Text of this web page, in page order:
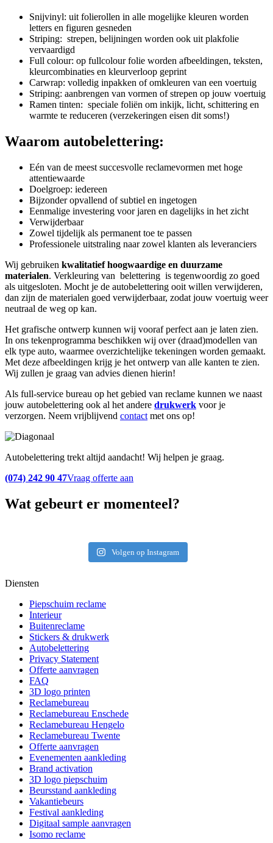
Snijvinyl: uit folierollen in alle mogelijke kleuren worden
letters en figuren gesneden
Striping: strepen, belijningen worden ook uit plakfolie
vervaardigd
Full colour: op fullcolour folie worden afbeeldingen, teksten,
kleurcombinaties en kleurverloop geprint
Carwrap: volledig inpakken of omkleuren van een voertuig
Striping: aanbrengen van vormen of strepen op jouw voertuig
Ramen tinten: speciale foliën om inkijk, licht, schittering en
warmte te reduceren (verzekeringen eisen dit soms!)
Waarom autobelettering:
Eén van de meest succesvolle reclamevormen met hoge
attentiewaarde
Doelgroep: iedereen
Bijzonder opvallend of subtiel en ingetogen
Eenmalige investering voor jaren en dagelijks in het zicht
Verwijderbaar
Zowel tijdelijk als permanent toe te passen
Professionele uitstraling naar zowel klanten als leveranciers
Wij gebruiken kwalitatief hoogwaardige en duurzame
materialen. Verkleuring van belettering is tegenwoordig zo goed
als uitgesloten. Mocht je de autobelettering ooit willen verwijderen,
dan zijn de materialen goed verwijderbaar, zodat jouw voertuig weer
neutraal de weg op kan.
Het grafische ontwerp kunnen wij vooraf perfect aan je laten zien.
In ons tekenprogramma beschikken wij over (draad)modellen van
elk type auto, waarmee overzichtelijke tekeningen worden gemaakt.
Met deze afbeeldingen krijg je het ontwerp van alle kanten te zien.
Wij zullen je graag van advies dienen hierin!
Als full-service bureau op het gebied van reclame kunnen we naast
jouw autobelettering ook al het andere drukwerk voor je
verzorgen. Neem vrijblijvend contact met ons op!
Autobelettering trekt altijd aandacht! Wij helpen je graag.
(074) 242 90 47Vraag offerte aan
Wat gebeurt er momenteel?
Volgen op Instagram
Diensten
Piepschuim reclame
Interieur
Buitenreclame
Stickers & drukwerk
Autobelettering
Privacy Statement
Offerte aanvragen
FAQ
3D logo printen
Reclamebureau
Reclamebureau Enschede
Reclamebureau Hengelo
Reclamebureau Twente
Offerte aanvragen
Evenementen aankleding
Brand activation
3D logo piepschuim
Beursstand aankleding
Vakantiebeurs
Festival aankleding
Digitaal sample aanvragen
Isomo reclame